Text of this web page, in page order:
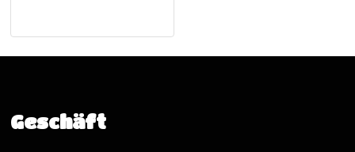
Geschäft